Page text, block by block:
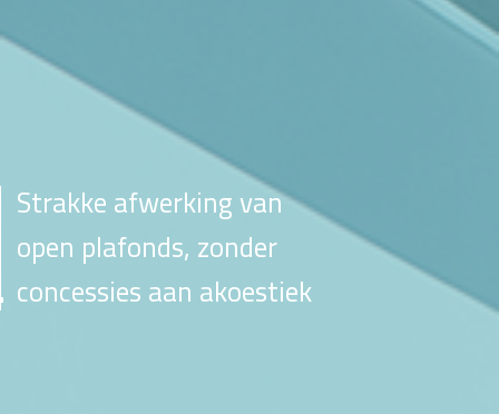
Strakke afwerking van
open plafonds, zonder
concessies aan akoestiek